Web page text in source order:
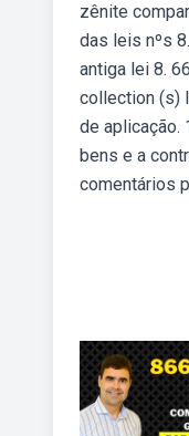
zênite
das leis nºs
antiga lei 8.
collection (s)
de aplicação.
bens e a
comentários